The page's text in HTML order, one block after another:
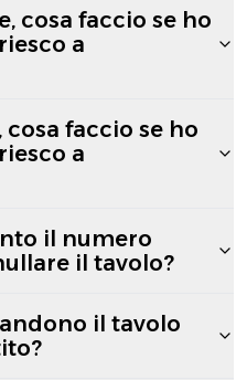
cosa faccio se ho
a
faccio se ho
a
il numero
il tavolo?
il tavolo